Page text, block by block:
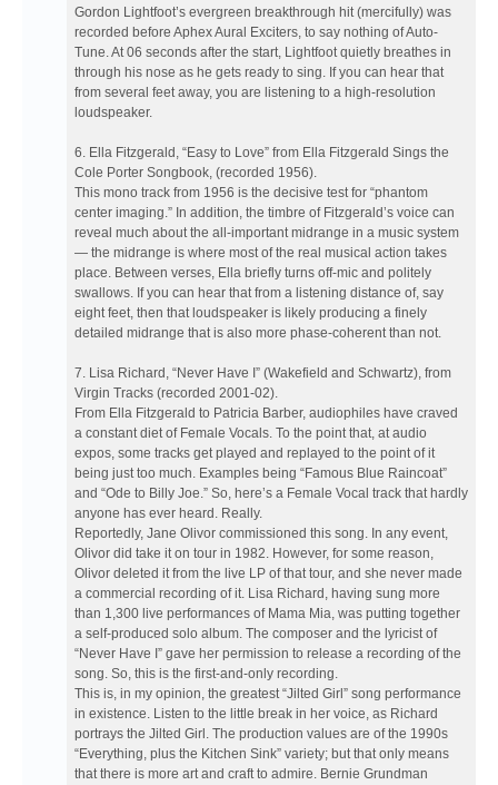
Gordon Lightfoot’s evergreen breakthrough hit (mercifully) was
recorded before Aphex Aural Exciters, to say nothing of Auto-
Tune. At 06 seconds after the start, Lightfoot quietly breathes in
through his nose as he gets ready to sing. If you can hear that
from several feet away, you are listening to a high-resolution
loudspeaker.
6. Ella Fitzgerald, “Easy to Love” from Ella Fitzgerald Sings the
Cole Porter Songbook, (recorded 1956).
This mono track from 1956 is the decisive test for “phantom
center imaging.” In addition, the timbre of Fitzgerald’s voice can
reveal much about the all-important midrange in a music system
— the midrange is where most of the real musical action takes
place. Between verses, Ella briefly turns off-mic and politely
swallows. If you can hear that from a listening distance of, say
eight feet, then that loudspeaker is likely producing a finely
detailed midrange that is also more phase-coherent than not.
7. Lisa Richard, “Never Have I” (Wakefield and Schwartz), from
Virgin Tracks (recorded 2001-02).
From Ella Fitzgerald to Patricia Barber, audiophiles have craved
a constant diet of Female Vocals. To the point that, at audio
expos, some tracks get played and replayed to the point of it
being just too much. Examples being “Famous Blue Raincoat”
and “Ode to Billy Joe.” So, here’s a Female Vocal track that hardly
anyone has ever heard. Really.
Reportedly, Jane Olivor commissioned this song. In any event,
Olivor did take it on tour in 1982. However, for some reason,
Olivor deleted it from the live LP of that tour, and she never made
a commercial recording of it. Lisa Richard, having sung more
than 1,300 live performances of Mama Mia, was putting together
a self-produced solo album. The composer and the lyricist of
“Never Have I” gave her permission to release a recording of the
song. So, this is the first-and-only recording.
This is, in my opinion, the greatest “Jilted Girl” song performance
in existence. Listen to the little break in her voice, as Richard
portrays the Jilted Girl. The production values are of the 1990s
“Everything, plus the Kitchen Sink” variety; but that only means
that there is more art and craft to admire. Bernie Grundman